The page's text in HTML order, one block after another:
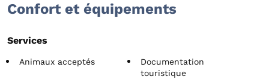
Confort et équipements
Services
Animaux acceptés
Documentation
touristique